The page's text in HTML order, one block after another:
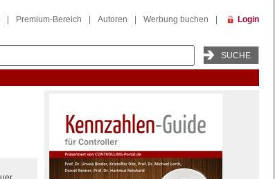
Premium-Bereich Autoren Werbung buchen Login